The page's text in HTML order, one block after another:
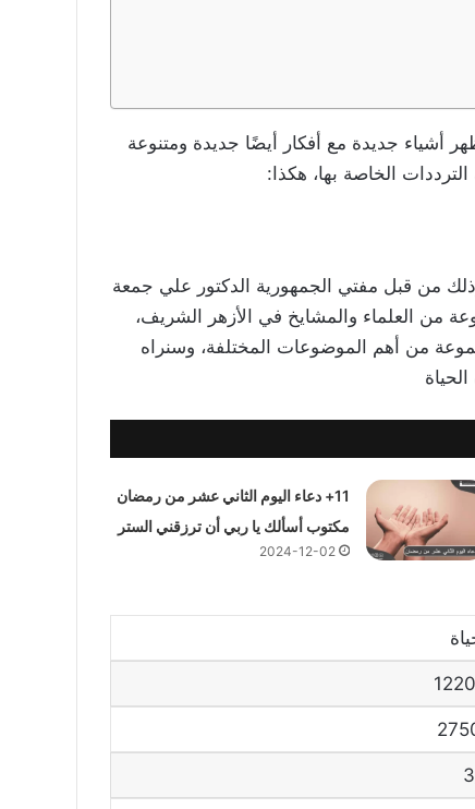
أشياء جديدة مع أفكار أيضًا جديدة ومتنوعة
الخاصة بها، هكذا:
من قبل مفتي الجمهورية الدكتور علي جمعة
من العلماء والمشايخ في الأزهر الشريف،
من أهم الموضوعات المختلفة، وسنراه
11+ دعاء اليوم الثاني عشر من رمضان
مكتوب أسألك يا ربي أن ترزقني الستر
2024-12-02